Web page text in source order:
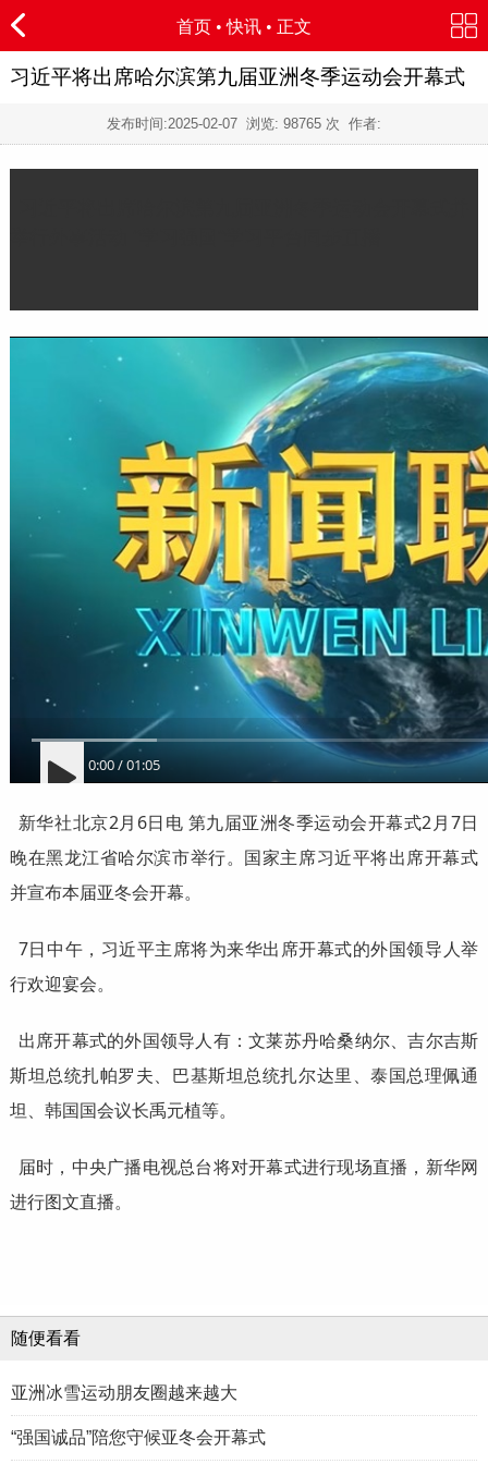
首页 •快讯 • 正文
习近平将出席哈尔滨第九届亚洲冬季运动会开幕式
发布时间:2025-02-07 浏览: 98765 次 作者:
0:00/01:05
新华社北京2月6日电 第九届亚洲冬季运动会开幕式2月7日
晚在黑龙江省哈尔滨市举行。国家主席习近平将出席开幕式
并宣布本届亚冬会开幕。
7日中午，习近平主席将为来华出席开幕式的外国领导人举
行欢迎宴会。
出席开幕式的外国领导人有：文莱苏丹哈桑纳尔、吉尔吉斯
斯坦总统扎帕罗夫、巴基斯坦总统扎尔达里、泰国总理佩通
坦、韩国国会议长禹元植等。
届时，中央广播电视总台将对开幕式进行现场直播，新华网
进行图文直播。
随便看看
亚洲冰雪运动朋友圈越来越大
“强国诚品”陪您守候亚冬会开幕式